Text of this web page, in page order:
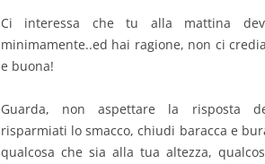
Ci interessa che tu alla mattina
minimamente..ed hai ragione, non ci
e buona!
Guarda, non aspettare la risposta
risparmiati lo smacco, chiudi baracca e
qualcosa che sia alla tua altezza,